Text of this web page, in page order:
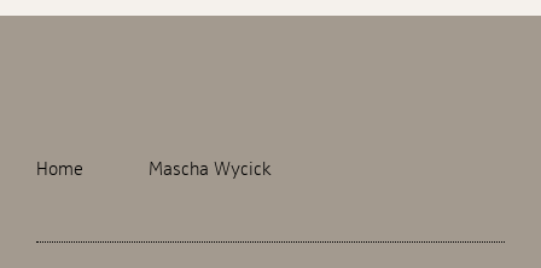
Home Mascha Wycick